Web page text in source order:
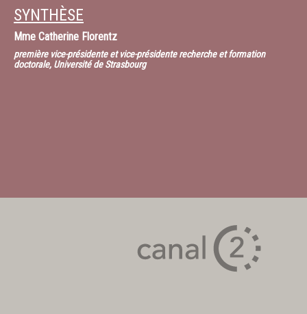
SYNTHÈSE
Mme Catherine Florentz
première vice-présidente et vice-présidente recherche et formation
doctorale, Université de Strasbourg